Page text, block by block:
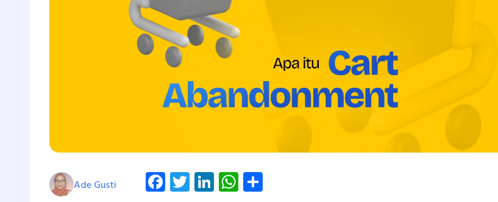
Ade Gusti Facebook
Twitter
LinkedInWhatsApp